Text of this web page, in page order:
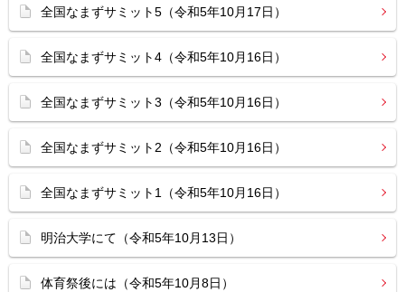
全国なまずサミット5（令和5年10月17日）
全国なまずサミット4（令和5年10月16日）
全国なまずサミット3（令和5年10月16日）
全国なまずサミット2（令和5年10月16日）
全国なまずサミット1（令和5年10月16日）
明治大学にて（令和5年10月13日）
体育祭後には（令和5年10月8日）